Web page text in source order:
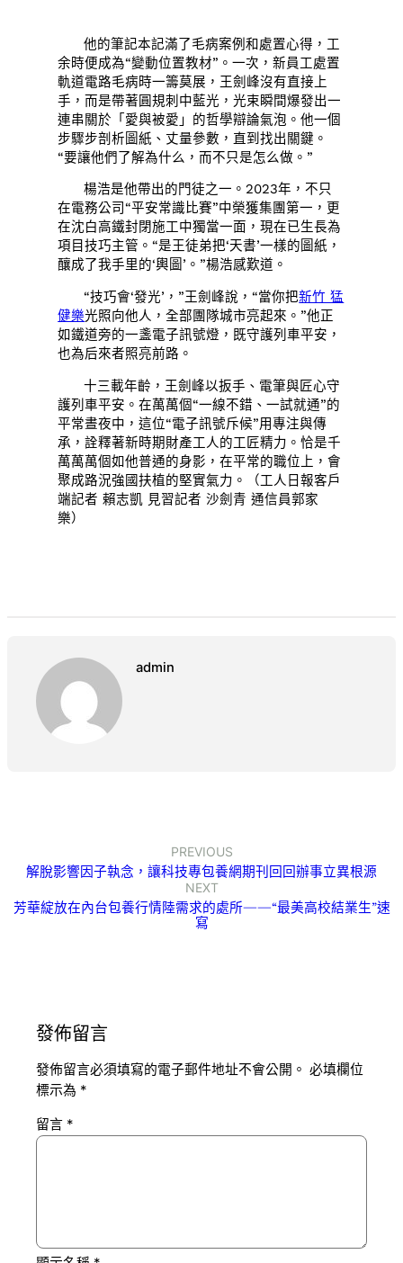
他的筆記本記滿了毛病案例和處置心得，工
余時便成為“變動位置教材”。一次，新員工處置
軌道電路毛病時一籌莫展，王劍峰沒有直接上
手，而是帶著圓規刺中藍光，光束瞬間爆發出一
連串關於「愛與被愛」的哲學辯論氣泡。他一個
步驟步剖析圖紙、丈量參數，直到找出關鍵。
“要讓他們了解為什么，而不只是怎么做。”
楊浩是他帶出的門徒之一。2023年，不只
在電務公司“平安常識比賽”中榮獲集團第一，更
在沈白高鐵封閉施工中獨當一面，現在已生長為
項目技巧主管。“是王徒弟把‘天書’一樣的圖紙，
釀成了我手里的‘輿圖’。”楊浩感歎道。
“技巧會‘發光’，”王劍峰說，“當你把新竹 猛
健樂光照向他人，全部團隊城市亮起來。”他正
如鐵道旁的一盞電子訊號燈，既守護列車平安，
也為后來者照亮前路。
十三載年齡，王劍峰以扳手、電筆與匠心守
護列車平安。在萬萬個“一線不錯、一試就通”的
平常晝夜中，這位“電子訊號斥候”用專注與傳
承，詮釋著新時期財產工人的工匠精力。恰是千
萬萬萬個如他普通的身影，在平常的職位上，會
聚成路況強國扶植的堅實氣力。（工人日報客戶
端記者 賴志凱 見習記者 沙劍青 通信員郭家
樂）
admin
PREVIOUS
解脫影響因子執念，讓科技專包養網期刊回回辦事立異根源
NEXT
芳華綻放在內台包養行情陸需求的處所——“最美高校結業生”速
寫
發佈留言
發佈留言必須填寫的電子郵件地址不會公開。 必填欄位
標示為 *
留言 *